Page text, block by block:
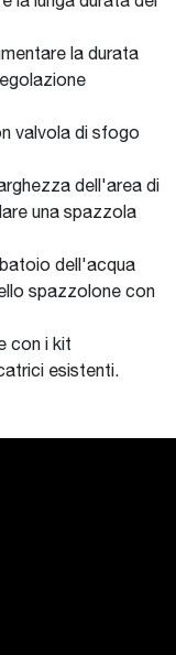
la durata
valvola di sfogo
dell'area di
una spazzola
dell'acqua
spazzolone con
con i kit
esistenti.